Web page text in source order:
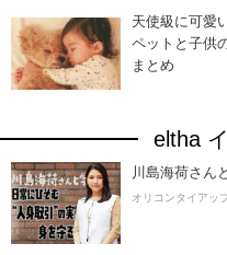
天使級に可愛
ペットと子供
まとめ
eltha
川島海荷さん
オリコンタイアッ